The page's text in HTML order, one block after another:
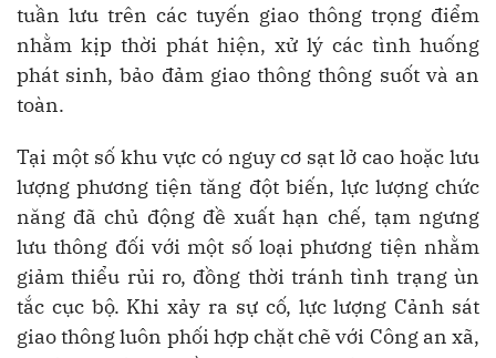
tuần lưu trên các tuyến giao thông trọng điểm
nhằm kịp thời phát hiện, xử lý các tình huống
phát sinh, bảo đảm giao thông thông suốt và an
toàn.
Tại một số khu vực có nguy cơ sạt lở cao hoặc lưu
lượng phương tiện tăng đột biến, lực lượng chức
năng đã chủ động đề xuất hạn chế, tạm ngưng
lưu thông đối với một số loại phương tiện nhằm
giảm thiểu rủi ro, đồng thời tránh tình trạng ùn
tắc cục bộ. Khi xảy ra sự cố, lực lượng Cảnh sát
giao thông luôn phối hợp chặt chẽ với Công an xã,